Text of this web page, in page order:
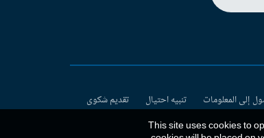
إلى المعلومات تنبيه احتيال
تقديم شكوى
This site uses cookies to